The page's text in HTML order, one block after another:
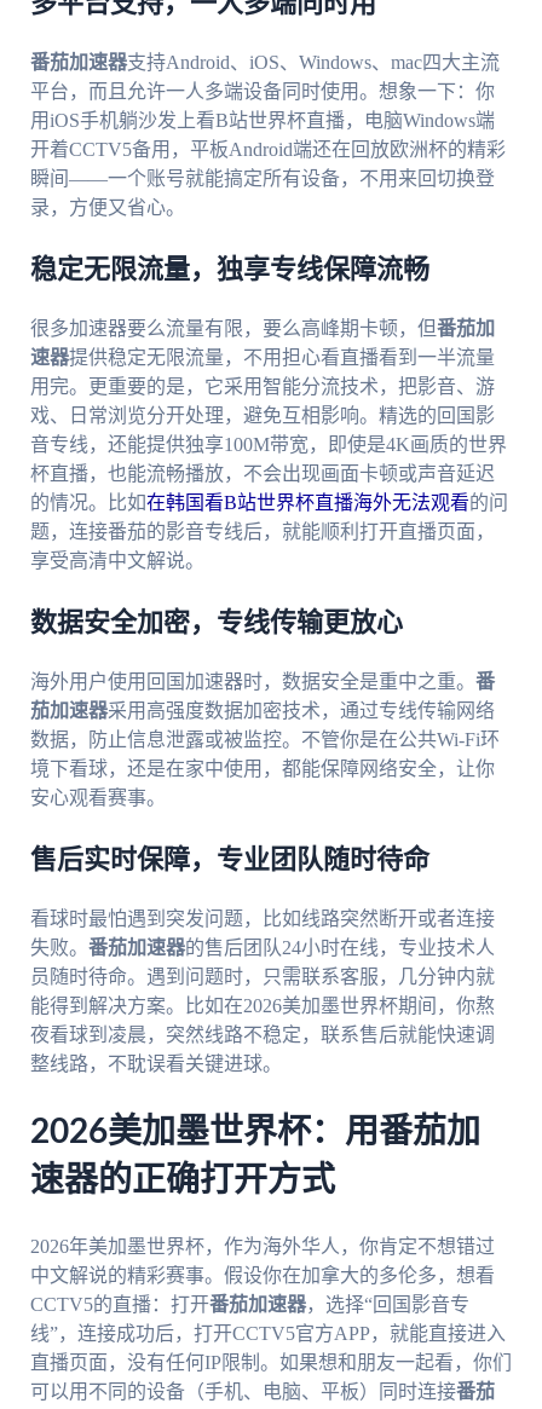
番茄加速器支持Android、iOS、Windows、mac四大主流
平台，而且允许一人多端设备同时使用。想象一下：你
用iOS手机躺沙发上看B站世界杯直播，电脑Windows端
开着CCTV5备用，平板Android端还在回放欧洲杯的精彩
瞬间——一个账号就能搞定所有设备，不用来回切换登
录，方便又省心。
稳定无限流量，独享专线保障流畅
很多加速器要么流量有限，要么高峰期卡顿，但番茄加
速器提供稳定无限流量，不用担心看直播看到一半流量
用完。更重要的是，它采用智能分流技术，把影音、游
戏、日常浏览分开处理，避免互相影响。精选的回国影
音专线，还能提供独享100M带宽，即使是4K画质的世界
杯直播，也能流畅播放，不会出现画面卡顿或声音延迟
的情况。比如在韩国看B站世界杯直播海外无法观看的问
题，连接番茄的影音专线后，就能顺利打开直播页面，
享受高清中文解说。
数据安全加密，专线传输更放心
海外用户使用回国加速器时，数据安全是重中之重。 番
茄加速器采用高强度数据加密技术，通过专线传输网络
数据，防止信息泄露或被监控。不管你是在公共Wi-Fi环
境下看球，还是在家中使用，都能保障网络安全，让你
安心观看赛事。
售后实时保障，专业团队随时待命
看球时最怕遇到突发问题，比如线路突然断开或者连接
失败。 番茄加速器的售后团队24小时在线，专业技术人
员随时待命。遇到问题时，只需联系客服，几分钟内就
能得到解决方案。比如在2026美加墨世界杯期间，你熬
夜看球到凌晨，突然线路不稳定，联系售后就能快速调
整线路，不耽误看关键进球。
2026美加墨世界杯：用番茄加
速器的正确打开方式
2026年美加墨世界杯，作为海外华人，你肯定不想错过
中文解说的精彩赛事。假设你在加拿大的多伦多，想看
CCTV5的直播：打开番茄加速器，选择“回国影音专
线”，连接成功后，打开CCTV5官方APP，就能直接进入
直播页面，没有任何IP限制。如果想和朋友一起看，你们
可以用不同的设备（手机、电脑、平板）同时连接番茄